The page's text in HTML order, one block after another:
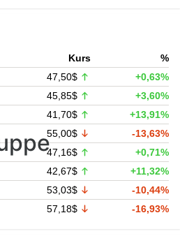
Kurs
%
47,50$
+0,63%
45,85$
+3,60%
41,70$
+13,91%
55,00$
-13,63%
47,16$
+0,71%
42,67$
+11,32%
53,03$
-10,44%
57,18$ -16,93%